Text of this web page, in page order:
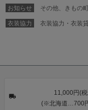
プ」Fサイズ
カシュクール
ワンピース 簡
単着付け 大人
お知らせ その他、きもの
衣装協力 衣装協力・衣装
11,000円(
(※北海道…700